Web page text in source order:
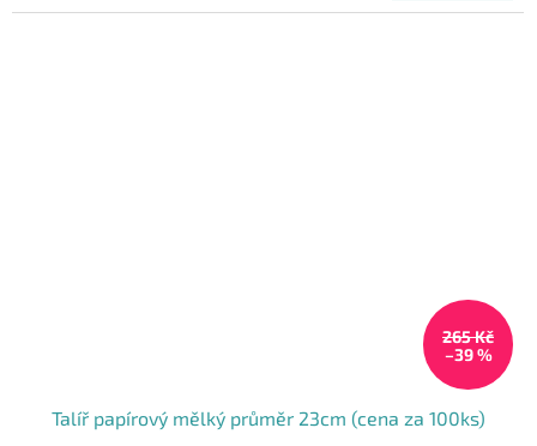
5
265 Kč
–39 %
Talíř papírový mělký průměr 23cm (cena za 100ks)